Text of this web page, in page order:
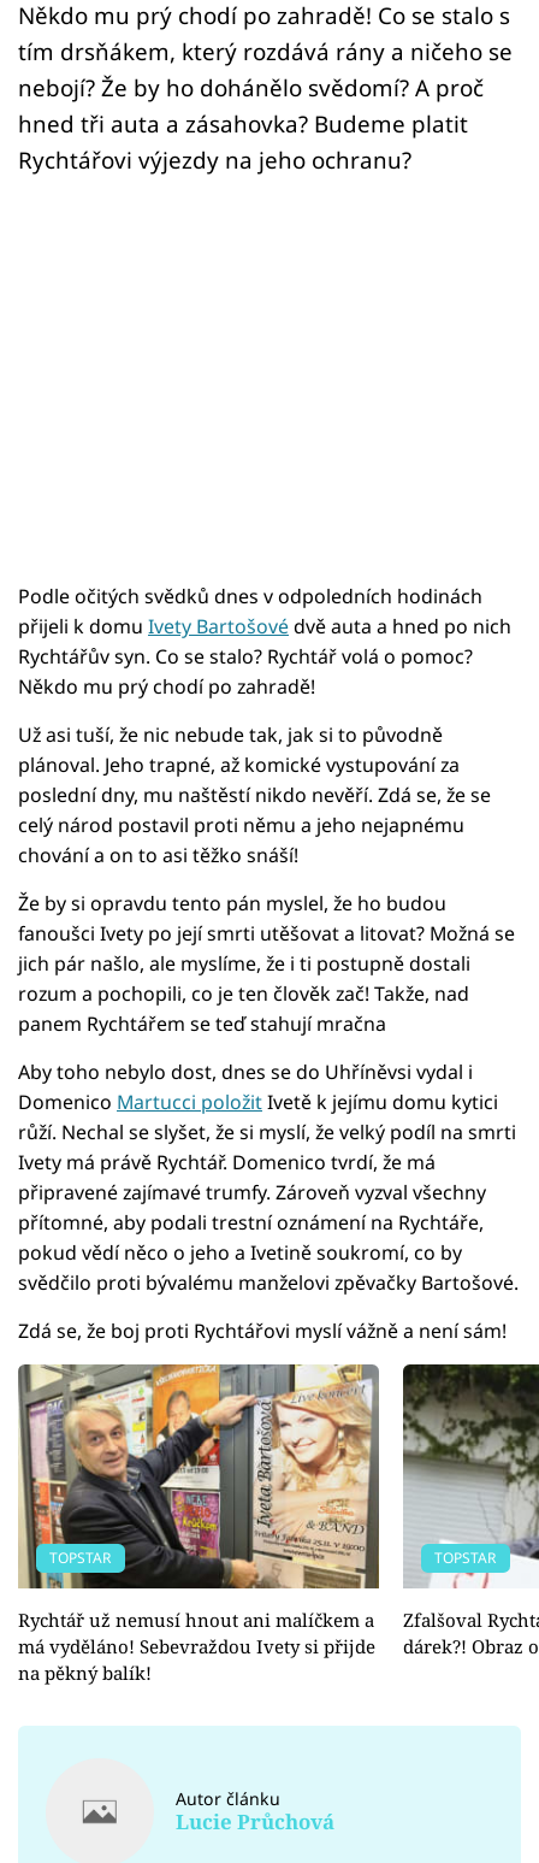
Někdo mu prý chodí po zahradě! Co se stalo s
tím drsňákem, který rozdává rány a ničeho se
nebojí? Že by ho dohánělo svědomí? A proč
hned tři auta a zásahovka? Budeme platit
Rychtářovi výjezdy na jeho ochranu?
Podle očitých svědků dnes v odpoledních hodinách
přijeli k domu Ivety Bartošovédvě auta a hned po nich
Rychtářův syn. Co se stalo? Rychtář volá o pomoc?
Někdo mu prý chodí po zahradě!
Už asi tuší, že nic nebude tak, jak si to původně
plánoval. Jeho trapné, až komické vystupování za
poslední dny, mu naštěstí nikdo nevěří. Zdá se, že se
celý národ postavil proti němu a jeho nejapnému
chování a on to asi těžko snáší!
Že by si opravdu tento pán myslel, že ho budou
fanoušci Ivety po její smrti utěšovat a litovat? Možná se
jich pár našlo, ale myslíme, že i ti postupně dostali
rozum a pochopili, co je ten člověk zač! Takže, nad
panem Rychtářem se teď stahují mračna
Aby toho nebylo dost, dnes se do Uhříněvsi vydal i
Domenico Martucci položitIvetě k jejímu domu kytici
růží. Nechal se slyšet, že si myslí, že velký podíl na smrti
Ivety má právě Rychtář. Domenico tvrdí, že má
připravené zajímavé trumfy. Zároveň vyzval všechny
přítomné, aby podali trestní oznámení na Rychtáře,
pokud vědí něco o jeho a Ivetině soukromí, co by
svědčilo proti bývalému manželovi zpěvačky Bartošové.
Zdá se, že boj proti Rychtářovi myslí vážně a není sám!
TOPSTAR
Rychtář už nemusí hnout ani malíčkem a
má vyděláno! Sebevraždou Ivety si přijde
na pěkný balík!
TOPSTAR
Zfalšoval
dárek?! Obraz
Autor článku
Lucie Průchová